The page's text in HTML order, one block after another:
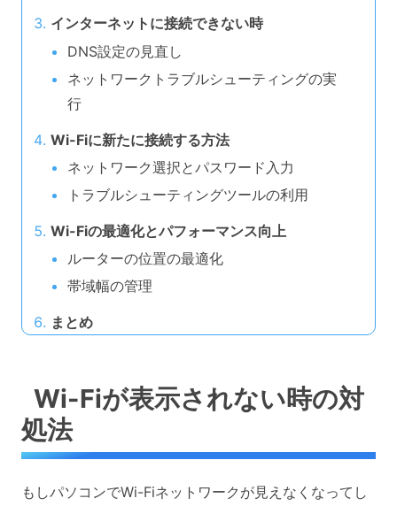
インターネットに接続できない時
DNS設定の見直し
ネットワークトラブルシューティングの実
行
Wi-Fiに新たに接続する方法
ネットワーク選択とパスワード入力
トラブルシューティングツールの利用
Wi-Fiの最適化とパフォーマンス向上
ルーターの位置の最適化
帯域幅の管理
まとめ
Wi-Fiが表示されない時の対
処法
もしパソコンでWi-Fiネットワークが見えなくなってし